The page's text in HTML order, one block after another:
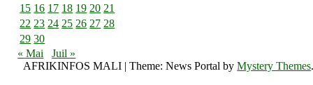
15 16 17 18 19 20 21
22 23 24 25 26 27 28
29 30
« Mai
Juil »
AFRIKINFOS MALI |Theme: News Portal byMystery Themes